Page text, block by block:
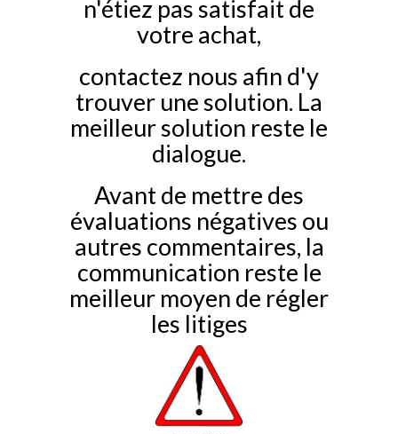
n'étiez pas satisfait de
votre achat,
contactez nous afin d'y
trouver une solution. La
meilleur solution reste le
dialogue.
Avant de mettre des
évaluations négatives ou
autres commentaires, la
communication reste le
meilleur moyen de régler
les litiges